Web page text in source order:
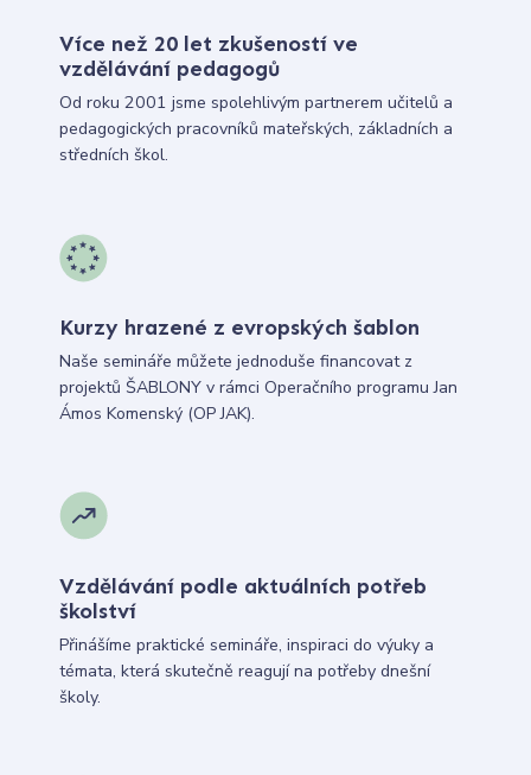
Více než 20 let zkušeností ve
vzdělávání pedagogů
Od roku 2001 jsme spolehlivým partnerem učitelů a
pedagogických pracovníků mateřských, základních a
středních škol.
Kurzy hrazené z evropských šablon
Naše semináře můžete jednoduše financovat z
projektů ŠABLONY v rámci Operačního programu Jan
Ámos Komenský (OP JAK).
Vzdělávání podle aktuálních potřeb
školství
Přinášíme praktické semináře, inspiraci do výuky a
témata, která skutečně reagují na potřeby dnešní
školy.